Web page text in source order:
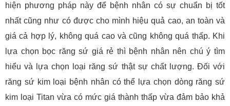
hiện phương pháp này để bệnh nhân có sự chuẩn bị tốt
nhất cũng như có được cho mình hiệu quả cao, an toàn và
giá cả hợp lý, không quá cao và cũng không quá thấp. Khi
lựa chọn bọc răng sứ giá rẻ thì bệnh nhân nên chú ý tìm
hiểu và lựa chọn loại răng sứ thật sự chất lượng. Đối với
răng sứ kim loại bệnh nhân có thể lựa chọn dòng răng sứ
kim loại Titan vừa có mức giá thành thấp vừa đảm bảo khả